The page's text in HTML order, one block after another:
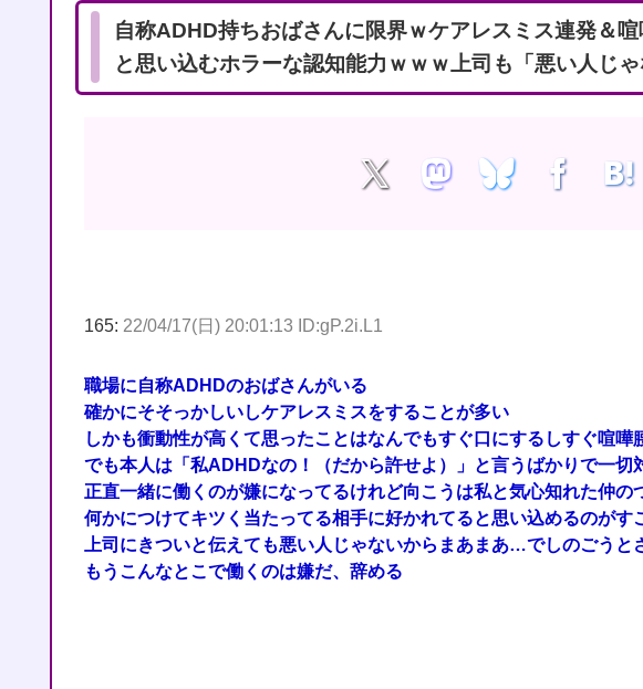
自称ADHD持ちおばさんに限界ｗケアレスミス連発＆
と思い込むホラーな認知能力ｗｗｗ上司も「悪い人じ
165: 22/04/17(日) 20:01:13 ID:gP.2i.L1
職場に自称ADHDのおばさんがいる
確かにそそっかしいしケアレスミスをすることが多い
しかも衝動性が高くて思ったことはなんでもすぐ口にするしすぐ喧嘩
でも本人は「私ADHDなの！（だから許せよ）」と言うばかりで一切
正直一緒に働くのが嫌になってるけれど向こうは私と気心知れた仲の
何かにつけてキツく当たってる相手に好かれてると思い込めるのがす
上司にきついと伝えても悪い人じゃないからまあまあ…でしのごうと
もうこんなとこで働くのは嫌だ、辞める